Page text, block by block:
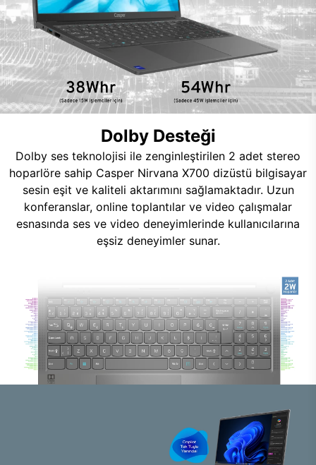
Dolby Desteği
Dolby ses teknolojisi ile zenginleştirilen 2 adet stereo
hoparlöre sahip Casper Nirvana X700 dizüstü bilgisayar
sesin eşit ve kaliteli aktarımını sağlamaktadır. Uzun
konferanslar, online toplantılar ve video çalışmalar
esnasında ses ve video deneyimlerinde kullanıcılarına
eşsiz deneyimler sunar.